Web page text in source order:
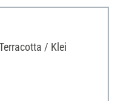
/ Klei